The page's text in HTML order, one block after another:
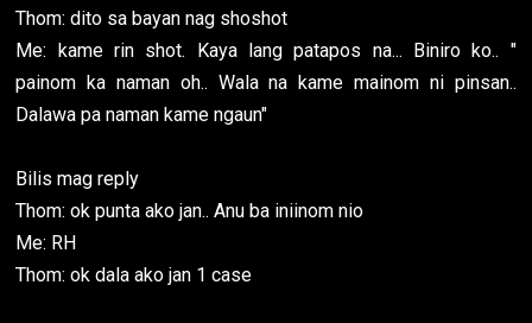
Thom: dito sa bayan nag shoshot
Me: kame rin shot. Kaya lang patapos na... Biniro ko.. "
painom ka naman oh.. Wala na kame mainom ni pinsan..
Dalawa pa naman kame ngaun"
Bilis mag reply
Thom: ok punta ako jan.. Anu ba iniinom nio
Me: RH
Thom: ok dala ako jan 1 case